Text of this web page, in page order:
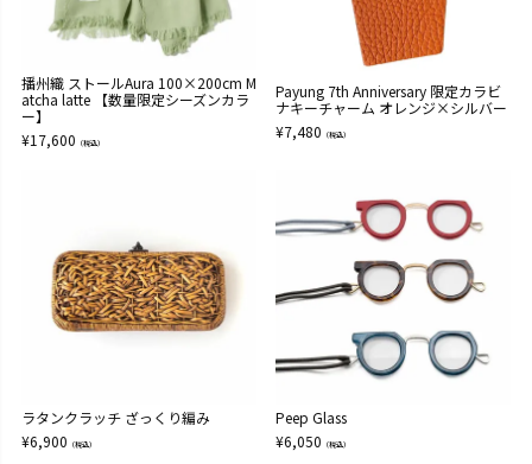
播州織 ストールAura 100×200cm M
atcha latte 【数量限定シーズンカラ
ー】
¥17,600 （税込）
Payung 7th Anniversary 限定カラビ
ナキーチャーム オレンジ×シルバー
¥7,480 （税込）
ラタンクラッチ ざっくり編み
¥6,900 （税込）
Peep Glass
¥6,050 （税込）